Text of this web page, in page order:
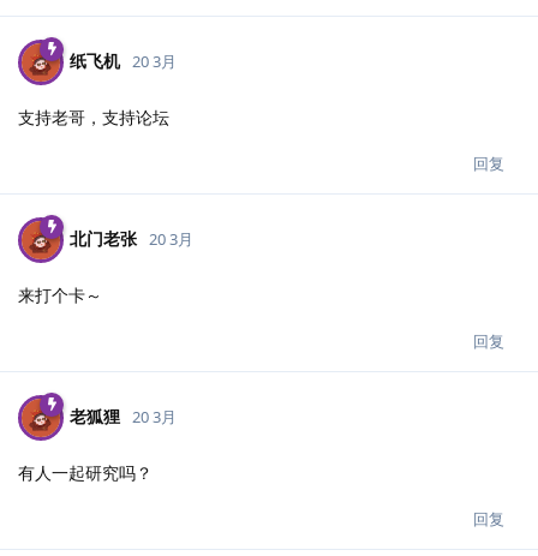
纸飞机 20 3月
支持老哥，支持论坛
回复
北门老张 20 3月
来打个卡～
回复
老狐狸 20 3月
有人一起研究吗？
回复